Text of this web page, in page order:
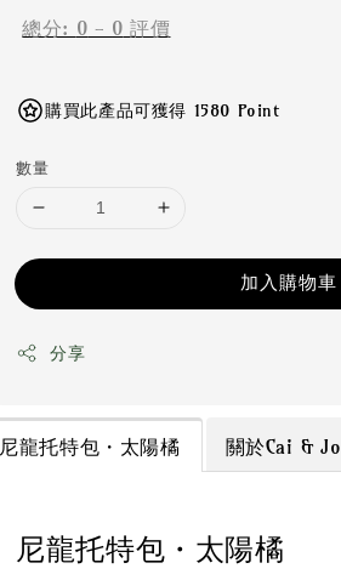
總分: 0 - 0 評價
購買此產品可獲得 1580 Point
數量
加入購物車
分享
尼龍托特包・太陽橘 關於Cai & Jo
尼龍托特包・太陽橘